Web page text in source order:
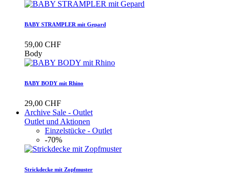
BABY STRAMPLER mit Gepard
59,00 CHF
Body
BABY BODY mit Rhino
29,00 CHF
Archive Sale - Outlet
Outlet und Aktionen
Einzelstücke - Outlet
-70%
Strickdecke mit Zopfmuster